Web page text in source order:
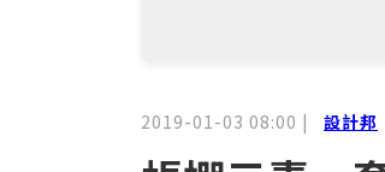
2019-01-03 08:00 | 設計邦